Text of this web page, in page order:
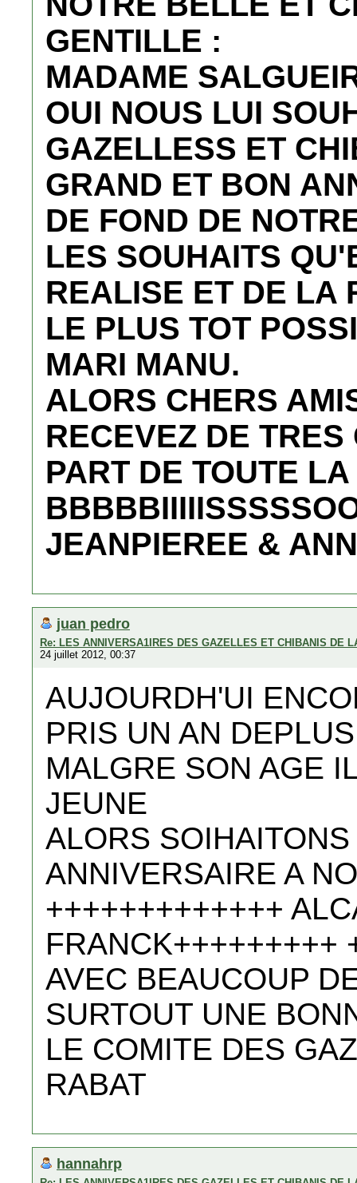
GENTILLE :
MADAME
OUI NOUS LUI
GAZELLESS ET
GRAND ET BON
DE FOND DE
LES SOUHAITS
REALISE ET DE LA
LE PLUS TOT
MARI MANU.
ALORS CHERS
RECEVEZ DE
PART DE TOUTE
JEANPIEREE &
juan pedro
Re: LES ANNIVERSA1IRES DES GAZELLES ET CHIBANIS DE
24 juillet 2012, 00:37
AUJOURDH'UI
PRIS UN AN DEPLUS
MALGRE SON AGE
JEUNE
ALORS
ANNIVERSAIRE A
+++++++++++++
FRANCK+++++++++
AVEC BEAUCOUP
SURTOUT UNE
LE COMITE DES
RABAT
hannahrp